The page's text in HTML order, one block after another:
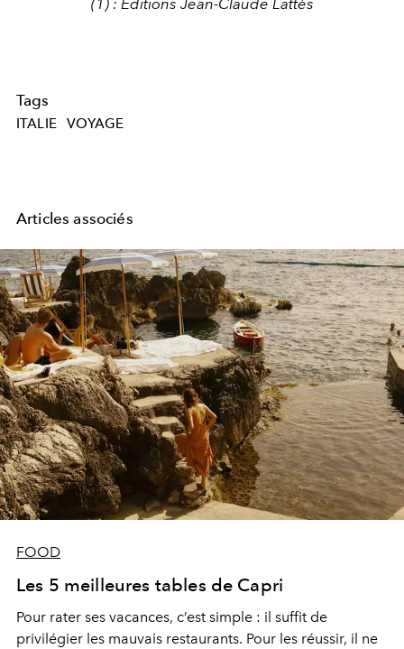
(1) : Editions Jean-Claude Lattès
Tags
ITALIE VOYAGE
Articles associés
FOOD
Les 5 meilleures tables de Capri
Pour rater ses vacances, c’est simple : il suffit de
privilégier les mauvais restaurants. Pour les réussir, il ne